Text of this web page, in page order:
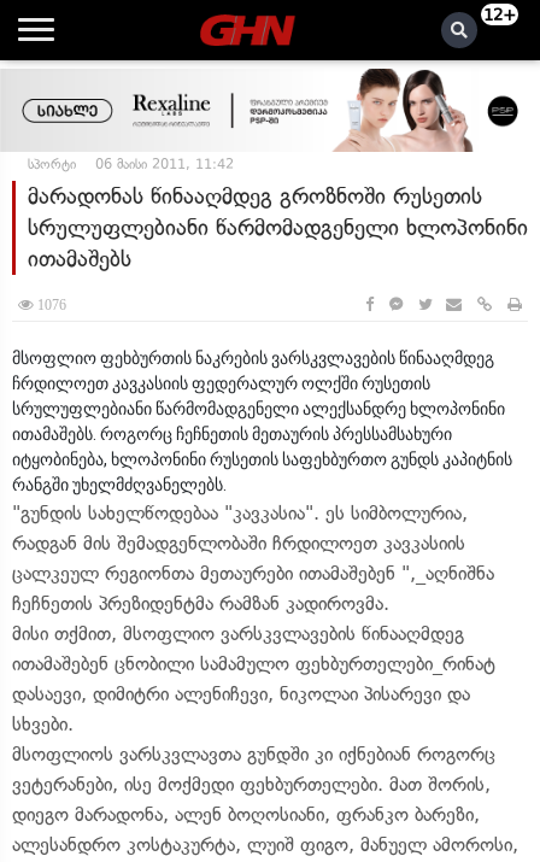
12+
სპორტი 06 მაისი 2011, 11:42
მარადონას წინააღმდეგ გროზნოში რუსეთის
სრულუფლებიანი წარმომადგენელი ხლოპონინი
ითამაშებს
1076
მსოფლიო ფეხბურთის ნაკრების ვარსკვლავების წინააღმდეგ
ჩრდილოეთ კავკასიის ფედერალურ ოლქში რუსეთის
სრულუფლებიანი წარმომადგენელი ალექსანდრე ხლოპონინი
ითამაშებს. როგორც ჩეჩნეთის მეთაურის პრესსამსახური
იტყობინება, ხლოპონინი რუსეთის საფეხბურთო გუნდს კაპიტნის
რანგში უხელმძღვანელებს.
"გუნდის სახელწოდებაა "კავკასია". ეს სიმბოლურია,
რადგან მის შემადგენლობაში ჩრდილოეთ კავკასიის
ცალკეულ რეგიონთა მეთაურები ითამაშებენ ",_აღნიშნა
ჩეჩნეთის პრეზიდენტმა რამზან კადიროვმა.
მისი თქმით, მსოფლიო ვარსკვლავების წინააღმდეგ
ითამაშებენ ცნობილი სამამულო ფეხბურთელები_რინატ
დასაევი, დიმიტრი ალენიჩევი, ნიკოლაი პისარევი და
სხვები.
მსოფლიოს ვარსკვლავთა გუნდში კი იქნებიან როგორც
ვეტერანები, ისე მოქმედი ფეხბურთელები. მათ შორის,
დიეგო მარადონა, ალენ ბოღოსიანი, ფრანკო ბარეზი,
ალესანდრო კოსტაკურტა, ლუიშ ფიგო, მანუელ ამოროსი,